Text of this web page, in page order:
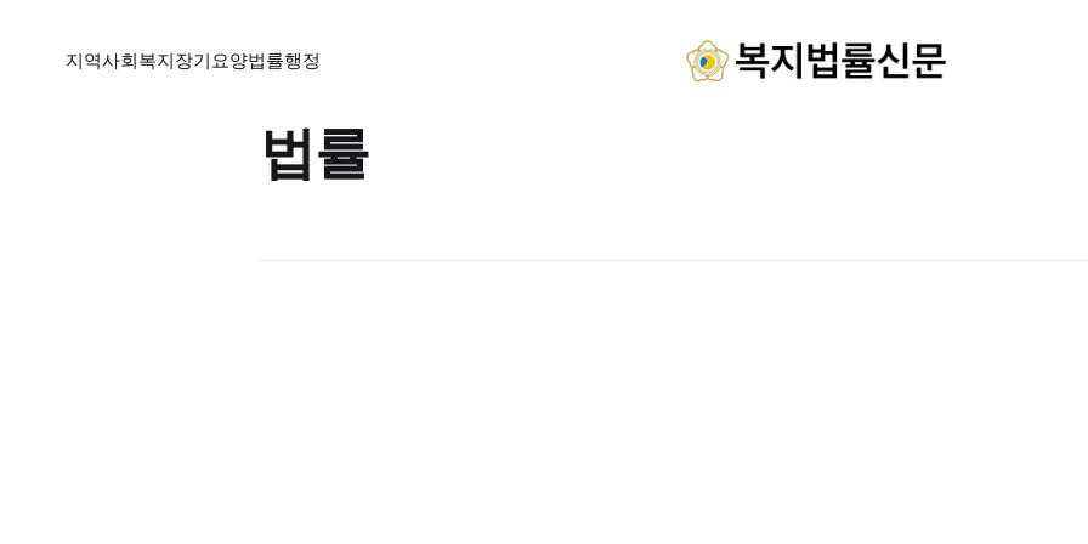
지역사회복지장기요양법률행정
법률